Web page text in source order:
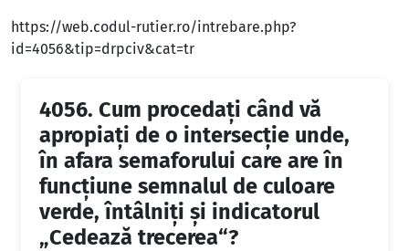
https://web.codul-rutier.ro/intrebare.php?
id=4056&tip=drpciv&cat=tr
4056. Cum procedați când vă
apropiați de o intersecție unde,
în afara semaforului care are în
funcțiune semnalul de culoare
verde, întâlniți și indicatorul
„Cedează trecerea“?